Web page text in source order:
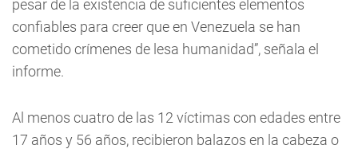
pesar de la existencia de suficientes elementos
confiables para creer que en Venezuela se han
cometido crímenes de lesa humanidad”, señala el
informe.
Al menos cuatro de las 12 víctimas con edades entre
17 años y 56 años, recibieron balazos en la cabeza o